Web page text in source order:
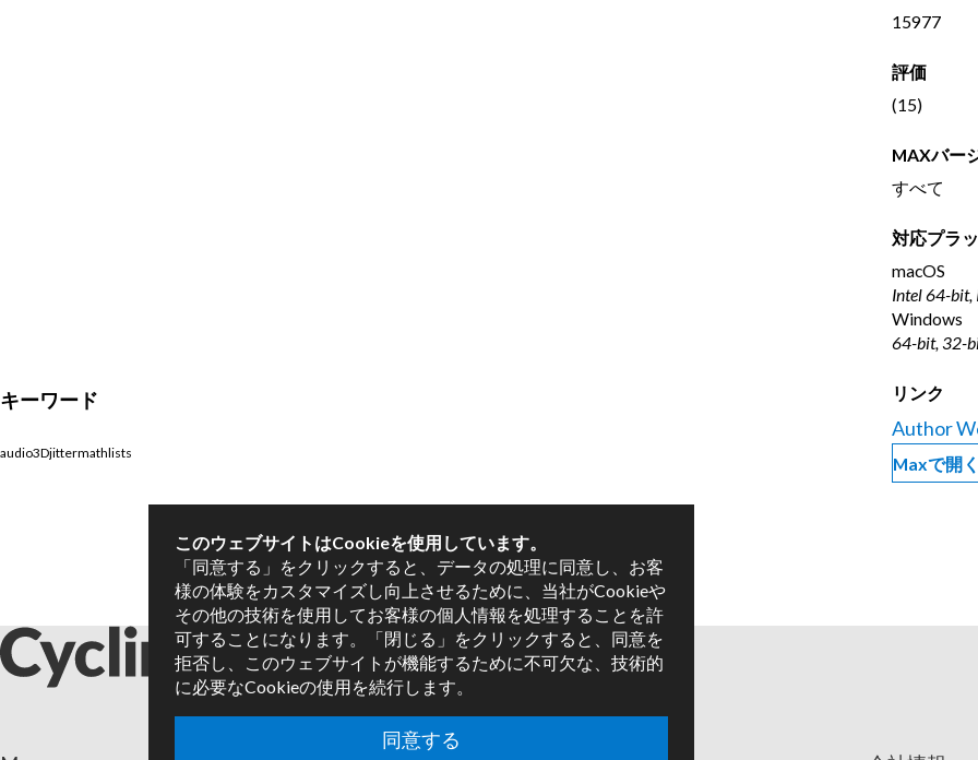
キーワード
audio3Djittermathlists
15977
評価
(15)
MAXバー
すべて
対応プラ
macOS
Intel 64-bit,
Windows
64-bit, 32-
リンク
Author
Maxで開
このウェブサイトはCookieを使用しています。
「同意する」をクリックすると、データの処理に同意し、お客
様の体験をカスタマイズし向上させるために、当社がCookieや
その他の技術を使用してお客様の個人情報を処理することを許
可することになります。「閉じる」をクリックすると、同意を
拒否し、このウェブサイトが機能するために不可欠な、技術的
に必要なCookieの使用を続行します。
同意する